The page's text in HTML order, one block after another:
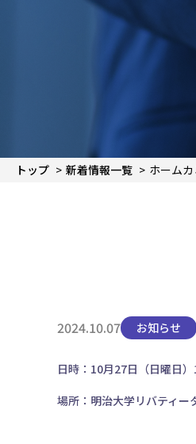
トップ 新着情報一覧 ホーム
2024.10.07 お知らせ
日時：10月27日（日曜日
場所：明治大学リバティー